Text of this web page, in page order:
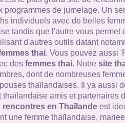
programmes de jumelage. Un
individuels avec de belles
tandis que l'autre vous permet
d'autres outils datant
thai. Vous pouvez aussi
des femmes thai. Notre site
dont de nombreuses
thaïlandaises. Il ya aussi
amis et partenaires
rencontres en Thaïlandeest
une femme thaïlandaise,